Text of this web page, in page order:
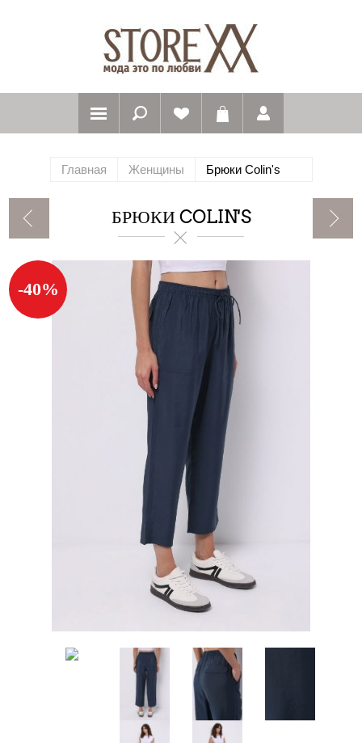
Главная Женщины Брюки Colin's
БРЮКИ COLIN'S
-40%